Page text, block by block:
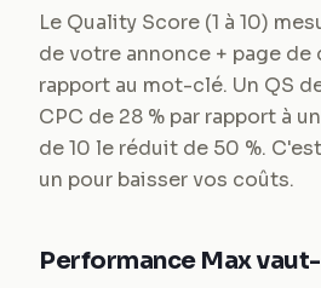
Le Quality Score (1 à 10)
de votre annonce + page
rapport au mot-clé. Un QS
CPC de 28 % par rapport à
de 10 le réduit de 50 %.
un pour baisser vos coûts.
Performance Max